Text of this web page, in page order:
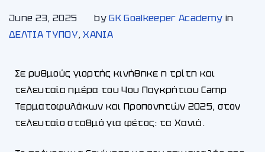
June 23, 2025 byGK Goalkeeper Academy in
ΔΕΛΤΙΑ ΤΥΠΟΥ,ΧΑΝΙA
Σε ρυθμούς γιορτής κινήθηκε η τρίτη και
τελευταία ημέρα του 4ου Παγκρήτιου Camp
Τερματοφυλάκων και Προπονητών 2025, στον
τελευταίο σταθμό για φέτος: τα Χανιά.